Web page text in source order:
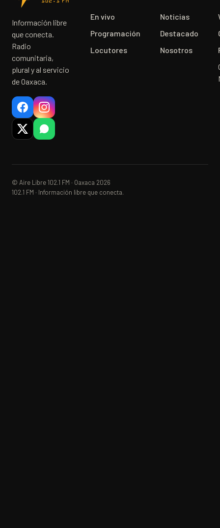
Información libre
que conecta.
Radio
comunitaria,
plural y al servicio
de Oaxaca.
En vivo
Programación
Locutores
Noticias
Destacado
Nosotros
© Aire Libre 102.1 FM · Oaxaca 2026
102.1 FM · Información libre que conecta.